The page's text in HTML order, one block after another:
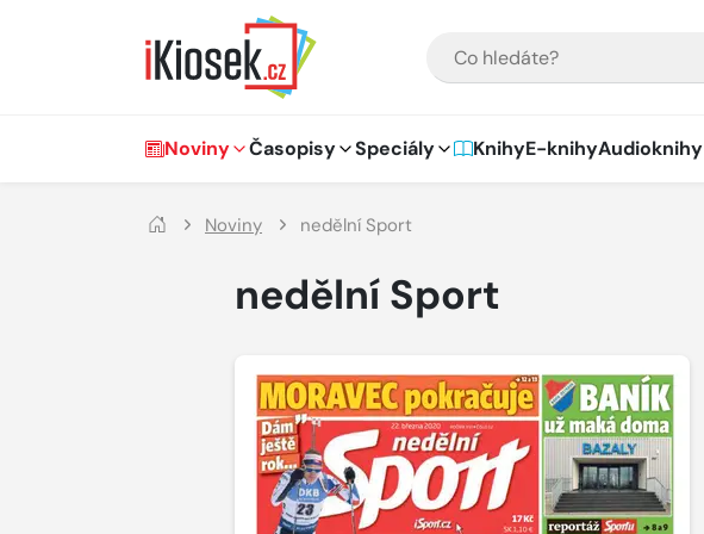
Hlavní navigace
Noviny Časopisy Speciály KnihyE-knihyAudioknihy
Noviny nedělní Sport
nedělní Sport